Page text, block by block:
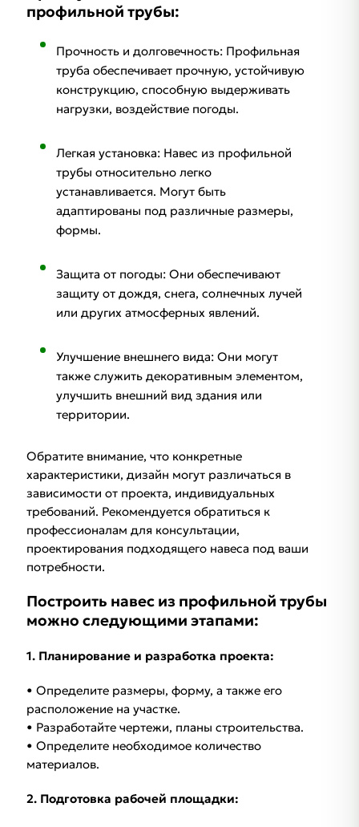
профильной трубы:
Прочность и долговечность: Профильная
труба обеспечивает прочную, устойчивую
конструкцию, способную выдерживать
нагрузки, воздействие погоды.
Легкая установка: Навес из профильной
трубы относительно легко
устанавливается. Могут быть
адаптированы под различные размеры,
формы.
Защита от погоды: Они обеспечивают
защиту от дождя, снега, солнечных лучей
или других атмосферных явлений.
Улучшение внешнего вида: Они могут
также служить декоративным элементом,
улучшить внешний вид здания или
территории.
Обратите внимание, что конкретные
характеристики, дизайн могут различаться в
зависимости от проекта, индивидуальных
требований. Рекомендуется обратиться к
профессионалам для консультации,
проектирования подходящего навеса под ваши
потребности.
Построить навес из профильной трубы
можно следующими этапами:
1. Планирование и разработка проекта:
• Определите размеры, форму, а также его
расположение на участке.
• Разработайте чертежи, планы строительства.
• Определите необходимое количество
материалов.
2. Подготовка рабочей площадки: